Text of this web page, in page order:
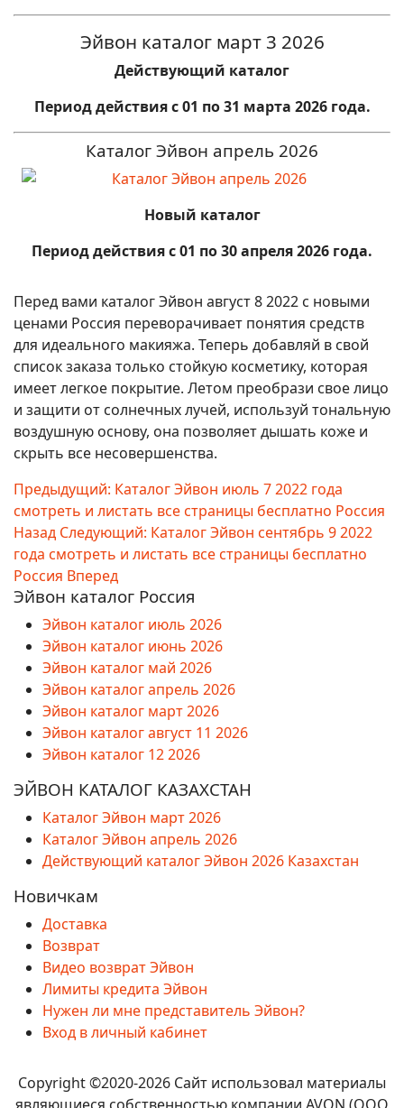
Эйвон каталог март 3 2026
Действующий каталог
Период действия с 01 по 31 марта 2026 года.
Каталог Эйвон апрель 2026
Новый каталог
Период действия с 01 по 30 апреля 2026 года.
Перед вами каталог Эйвон август 8 2022 с новыми
ценами Россия переворачивает понятия средств
для идеального макияжа. Теперь добавляй в свой
список заказа только стойкую косметику, которая
имеет легкое покрытие. Летом преобрази свое лицо
и защити от солнечных лучей, используй тональную
воздушную основу, она позволяет дышать коже и
скрыть все несовершенства.
Предыдущий: Каталог Эйвон июль 7 2022 года
смотреть и листать все страницы бесплатно Россия
Назад Следующий: Каталог Эйвон сентябрь 9 2022
года смотреть и листать все страницы бесплатно
Россия Вперед
Эйвон каталог Россия
Эйвон каталог июль 2026
Эйвон каталог июнь 2026
Эйвон каталог май 2026
Эйвон каталог апрель 2026
Эйвон каталог март 2026
Эйвон каталог август 11 2026
Эйвон каталог 12 2026
ЭЙВОН КАТАЛОГ КАЗАХСТАН
Каталог Эйвон март 2026
Каталог Эйвон апрель 2026
Действующий каталог Эйвон 2026 Казахстан
Новичкам
Доставка
Возврат
Видео возврат Эйвон
Лимиты кредита Эйвон
Нужен ли мне представитель Эйвон?
Вход в личный кабинет
Copyright ©2020-2026 Сайт использовал материалы